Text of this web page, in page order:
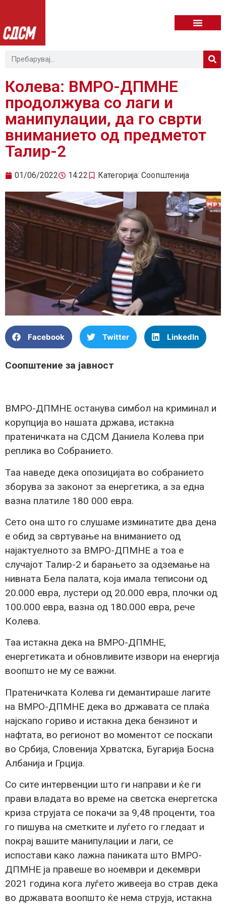
Колева: ВМРО-ДПМНЕ
продолжува со лаги и
манипулации, да го сврти
вниманието од предметот
Талир-2
01/06/2022 14:22 Категорија: Соопштенија
Facebook Twitter LinkedIn
Соопштение за јавност
ВМРО-ДПМНЕ останува симбол на криминал и
корупција во нашата држава, истакна
пратеничката на СДСМ Даниела Колева при
реплика во Собранието.
Таа наведе дека опозицијата во собранието
зборува за законот за енергетика, а за една
вазна платиле 180 000 евра.
Сето она што го слушаме изминатите два дена
е обид за свртување на вниманието од
најактуелното за ВМРО-ДПМНЕ а тоа е
случајот Талир-2 и барањето за одземање на
нивната Бела палата, која имала теписони од
20.000 евра, лустери од 20.000 евра, плочки од
100.000 евра, вазна од 180.000 евра, рече
Колева.
Таа истакна дека на ВМРО-ДПМНЕ,
енергетиката и обновливите извори на енергија
воопшто не му се важни.
Пратеничката Колева ги демантираше лагите
на ВМРО-ДПМНЕ дека во државата се плаќа
најскапо гориво и истакна дека бензинот и
нафтата, во регионот во моментот се поскапи
во Србија, Словенија Хрватска, Бугарија Босна
Албанија и Грција.
Со сите интервенции што ги направи и ќе ги
прави владата во време на светска енергетска
криза струјата се покачи за 9,48 проценти, тоа
го пишува на сметките и луѓето го гледаат и
покрај вашите манипулации и лаги, се
испостави како лажна паниката што ВМРО-
ДПМНЕ ја правеше во ноември и декември
2021 година кога луѓето живееја во страв дека
во државата воопшто ќе нема струја, истакна